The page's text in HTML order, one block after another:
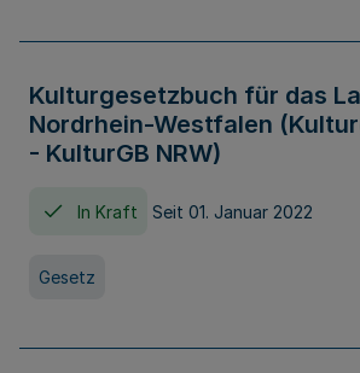
Kulturgesetzbuch für das
Nordrhein-Westfalen
- KulturGB NRW)
In Kraft Seit 01. Januar 2022
Gesetz